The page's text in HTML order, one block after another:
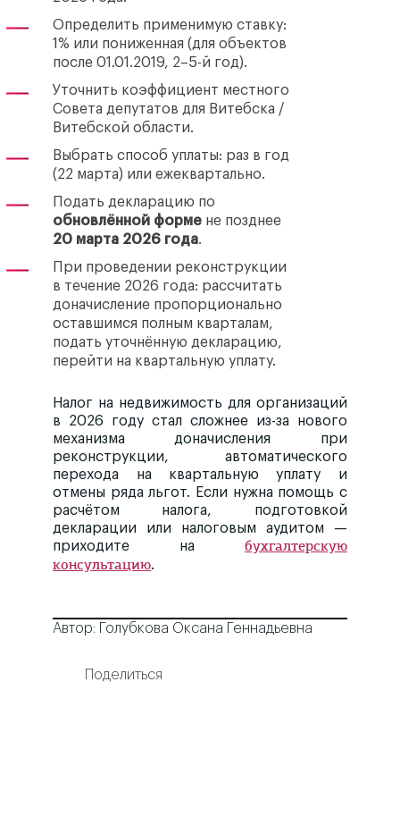
Определить применимую ставку:
1% или пониженная (для объектов
после 01.01.2019, 2–5-й год).
Уточнить коэффициент местного
Совета депутатов для Витебска /
Витебской области.
Выбрать способ уплаты: раз в год
(22 марта) или ежеквартально.
Подать декларацию по
обновлённой форме не позднее
20 марта 2026 года.
При проведении реконструкции
в течение 2026 года: рассчитать
доначисление пропорционально
оставшимся полным кварталам,
подать уточнённую декларацию,
перейти на квартальную уплату.
Налог на недвижимость для организаций
в 2026 году стал сложнее из-за нового
механизма доначисления при
реконструкции, автоматического
перехода на квартальную уплату и
отмены ряда льгот. Если нужна помощь с
расчётом налога, подготовкой
декларации или налоговым аудитом —
приходите на бухгалтерскую
консультацию.
Автор: Голубкова Оксана Геннадьевна
Поделиться